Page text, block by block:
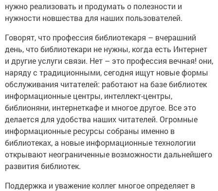
нужно реализовать и продумать о полезности и
нужности новшества для наших пользователей.
Говорят, что профессия библиотекаря – вчерашний
день, что библиотекари не нужны, когда есть Интернет
и другие услуги связи. Нет – это профессия вечная! они,
наряду с традиционными, сегодня ищут новые формы
обслуживания читателей: работают на базе библиотек
информационные центры, интеллект-центры,
библионяни, интернеткафе и многое другое. Все это
делается для удобства наших читателей. Огромные
информационные ресурсы собраны именно в
библиотеках, а новые информационные технологии
открывают неограниченные возможности дальнейшего
развития библиотек.
Поддержка и уважение коллег многое определяет в